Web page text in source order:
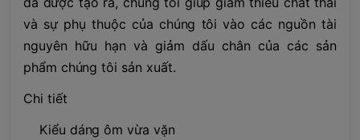
và sự phụ thuộc của chúng tôi vào các nguồn tài
nguyên hữu hạn và giảm dấu chân của các sản
phẩm chúng tôi sản xuất.
Chi tiết
Kiểu dáng ôm vừa vặn